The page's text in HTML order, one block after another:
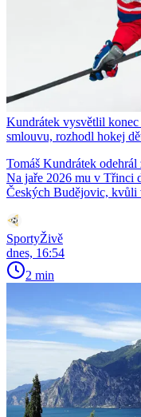
Kundrátek vysvětlil
smlouvu, rozhodl hokej
Tomáš Kundrátek
Na jaře 2026 mu v Třinci
Českých Budějovic, kvůli
SportyŽivě
dnes, 16:54
2 min